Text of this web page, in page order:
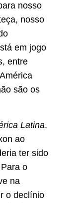
nosso
nosso
em jogo
entre
são os
Latina.
ao
ter sido
o
na
o declínio